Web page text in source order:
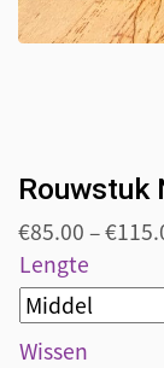
Rouwstuk
€85.00–€
Lengte
Wissen